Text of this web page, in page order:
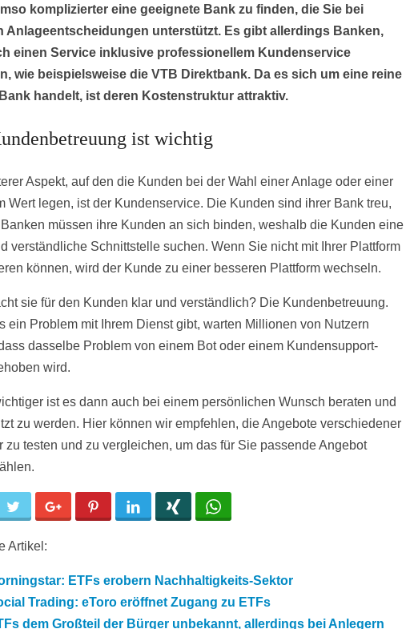
komplizierter eine geeignete Bank zu finden, die Sie bei
Anlageentscheidungen unterstützt. Es gibt allerdings Banken,
einen Service inklusive professionellem Kundenservice
wie beispielsweise die VTB Direktbank. Da es sich um eine reine
handelt, ist deren Kostenstruktur attraktiv.
ist wichtig
Aspekt, auf den die Kunden bei der Wahl einer Anlage oder einer
Wert legen, ist der Kundenservice. Die Kunden sind ihrer Bank treu,
müssen ihre Kunden an sich binden, weshalb die Kunden eine
verständliche Schnittstelle suchen. Wenn Sie nicht mit Ihrer Plattform
können, wird der Kunde zu einer besseren Plattform wechseln.
sie für den Kunden klar und verständlich? Die Kundenbetreuung.
ein Problem mit Ihrem Dienst gibt, warten Millionen von Nutzern
dasselbe Problem von einem Bot oder einem Kundensupport-
wird.
ist es dann auch bei einem persönlichen Wunsch beraten und
zu werden. Hier können wir empfehlen, die Angebote verschiedener
zu testen und zu vergleichen, um das für Sie passende Angebot
Twitter Google+ Pinterest LinkedIn
Artikel:
ETFs erobern Nachhaltigkeits-Sektor
Trading: eToro eröffnet Zugang zu ETFs
dem Großteil der Bürger unbekannt, allerdings bei Anlegern